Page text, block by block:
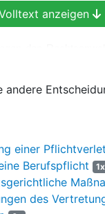
ihn ergangenen
Rechtsanwalt die
Auslagen auferlegt.
sich die
und des
verfolgt das
des
erwirken. Der
Er hat seine
beschränkt.
anzeigen
andere
einer
Berufspflicht 1x
des